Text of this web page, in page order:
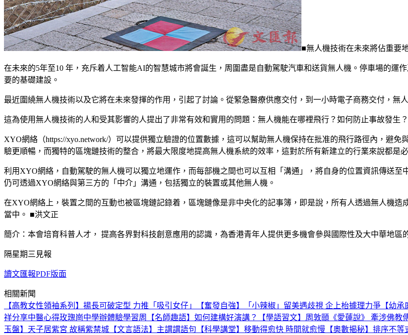
■無人機技術在未來將佔重要
在未來的5年至10 年，充斥着人工智能AI的智慧城市將會誕生，周圍盡是自動駕駛汽車和送貨無人機。停車場的運
要的基礎建設。
最近圍繞無人機技術以及它將在未來發揮的作用，引起了討論。從緊急醫療供應交付，到一小時電子商務交付，無
這為使用無人機技術的人和受其影響的人提出了非常有效和實用的問題：無人機能在哪裡飛行？如何防止事故發生
XYO網絡（https://xyo.network/）可以提供獨立驗證的位置數據，這可以幫助無人機保持在批准的飛行路徑內，避
驗更順暢，而獨特的區塊鏈技術的整合，將最大限度地提高無人機系統的效率，這對於所有新建立的行業來說都是
利用XYO網絡，自動駕駛的無人機可以獨立地運作，而每部機之間也可以互相「溝通」，將自身的位置資訊傳送
仍可透過XYO網絡與第三方的「中介」溝通，包括獨立的裝置或其他無人機。
在XYO網絡上，裝置之間的互動也被區塊鏈記錄着，區塊鏈像是非中央化的記事簿，即是說，所有人透過無人機
當中。 ■洪文正
簡介：本會培育科普人才， 提高各界對科技創意應用的認識，為香港青年人提供更多機會參與國際性及大中華地區
隔星期三見報
讀文匯報PDF版面
相關新聞
【高教女性領袖系列】揚長可破定型 力推「吸引女仔」
【奮發自強】「小辣椒」留美遇歧視 企上枱據理力爭 【幼
祥分享中醫心得玫瑰崗中學辦體驗學習周 【名師趣語】如何建構好演講？ 【學語習文】周敦頤《愛蓮說》 牽涉佛教
玉盤】天子居紫宮 故稱紫禁城 【文言語法】主謂謂語句 【科學講堂】移動得愈快 時間就愈慢 【奧數揭秘】排序不等